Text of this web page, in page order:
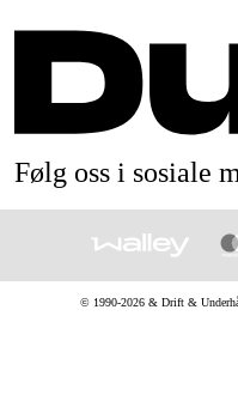
Følg oss i sosiale
© 1990-2026 & Drift &